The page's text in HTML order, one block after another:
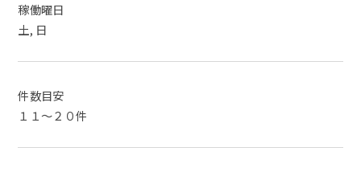
稼働曜日
土, 日
件数目安
１１～２０件